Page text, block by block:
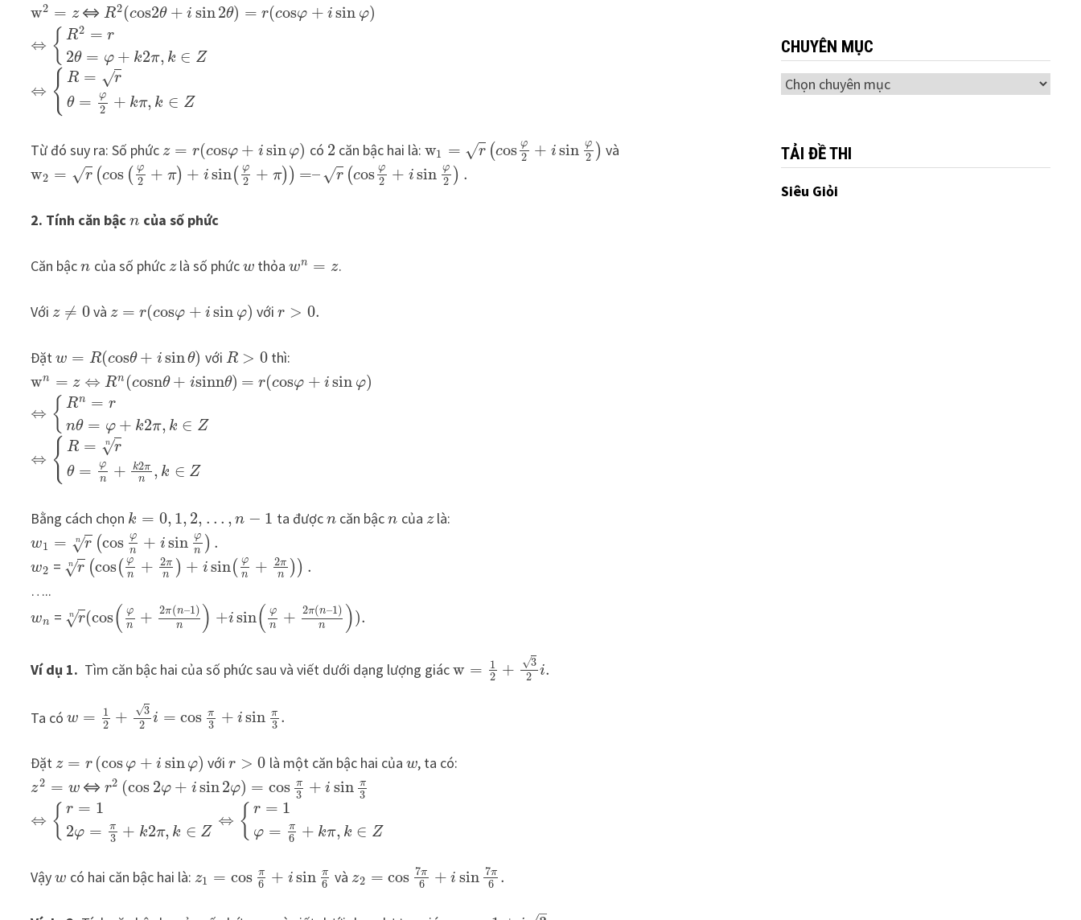
w2 = z⇔R2(cos2θ + i sin2θ) = r(cosφ + i sin φ)
⇔ { R2 = r
2θ = φ + k2π, k ∈ Z
⇔ { R = r
√
θ = φ
2 + kπ, k ∈ Z
Từ đó suy ra: Số phứcz = r(cosφ + i sin φ) có 2 căn bậc hai là: w1 = r
√ (cos φ
2 + i sin φ
2 ) và
w2 = r
√ (cos ( φ
2 + π) + i sin( φ
2 + π) ) =– r
√ (cos φ
2 + i sin φ
2 ) .
2. Tính căn bậcn của số phức
Căn bậcn của số phức zlà số phức w thỏawn = z.
Vớiz ≠ 0và z = r(cosφ + i sin φ) vớir > 0.
Đặtw = R(cosθ + i sinθ) với R > 0 thì:
wn = z ⇔ Rn (cosnθ + isinnθ) = r(cosφ + i sin φ)
⇔ { Rn = r
nθ = φ + k2π, k ∈ Z
⇔ { R = r
√
n
θ =
φ
n
+ k2π
n
, k ∈ Z
Bằng cách chọn k = 0, 1, 2, … , n − 1 ta được n căn bậcn của zlà:
w1 = r
√
n (cos φ
n
+ i sin φ
n ) .
w2 = r
√
n (cos( φ
n
+ 2π
n
) + i sin( φ
n
+ 2π
n
) ) .
…..
wn = r
√
n (cos( φ
n
+ 2π(n–1)
n ) +i sin( φ
n
+ 2π(n–1)
n )).
Ví dụ 1. Tìm căn bậc hai của số phức sau và viết dưới dạng lượng giácw =
1
2 + 3
√
2 i.
Ta ców =
1
2 + 3
√
2 i = cos π
3 + i sin π
3 .
Đặtz = r (cos φ + i sin φ) vớir > 0 là một căn bậc hai của w, ta có:
z2 = w⇔r2 (cos 2φ + i sin2φ) = cos π
3 + i sin π
3
⇔ { r = 1
2φ = π
3 + k2π, k ∈ Z
⇔ { r = 1
φ = π
6 + kπ, k ∈ Z
Vậyw có hai căn bậc hai là: z1 = cos π
6 + i sin π
6 và z2 = cos 7π
6 + i sin 7π
6 .
–
CHUYÊN MỤC
Chuyên
TẢI ĐỀ THI
Siêu Giỏi